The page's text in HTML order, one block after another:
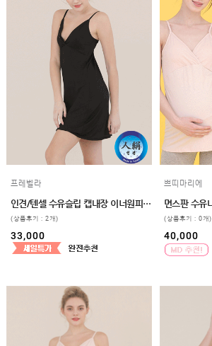
프레벨라
인견/텐셀 수유슬립 캡내장 이너원피스 롱수유나시 끈조절 2size
(상품후기 : 2개)
33,000
쁘띠마리에
(상품후기 : 0개)
40,000